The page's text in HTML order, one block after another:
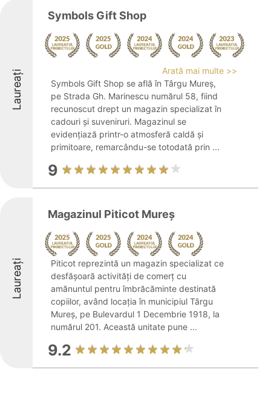
Laureați
Symbols Gift Shop
Arată mai multe >>
Symbols Gift Shop se află în Târgu Mureș,
pe Strada Gh. Marinescu numărul 58, fiind
recunoscut drept un magazin specializat în
cadouri și suveniruri. Magazinul se
evidențiază printr-o atmosferă caldă și
primitoare, remarcându-se totodată prin ...
9
Laureați
Magazinul Piticot Mureş
Piticot reprezintă un magazin specializat ce
desfășoară activități de comerț cu
amănuntul pentru îmbrăcăminte destinată
copiilor, având locația în municipiul Târgu
Mureș, pe Bulevardul 1 Decembrie 1918, la
numărul 201. Această unitate pune ...
9.2